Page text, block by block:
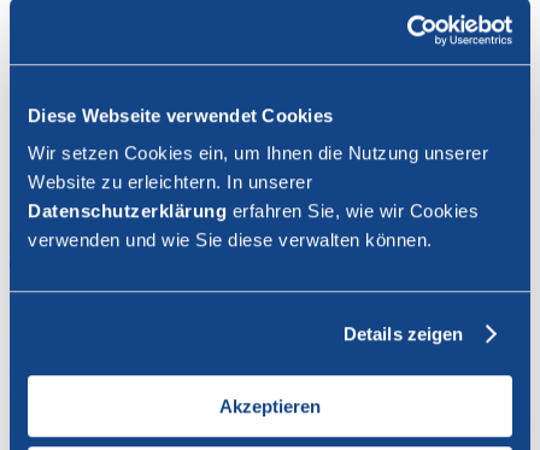
Diese Webseite verwendet Cookies
Wir setzen Cookies ein, um Ihnen die Nutzung unserer
Website zu erleichtern. In unserer
Datenschutzerklärung erfahren Sie, wie wir Cookies
verwenden und wie Sie diese verwalten können.
Details zeigen
Akzeptieren
FR
Connexion
Fermer la recherche
En tant que membre de SWISSCOFEL, vous pouvez vous
connecter avec votre nom d'utilisateur et le mot de passe pour
accéder au contenu de cette page.
Si vous n'avez pas encore d'accès, vous pouvez demander par e-mail
votre login personnel ausecrétariat.